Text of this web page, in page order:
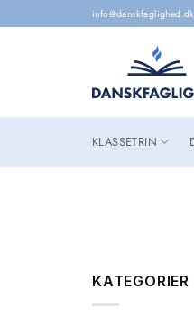
info@danskfaglighed.dk
KLASSETRIN
KATEGORIER